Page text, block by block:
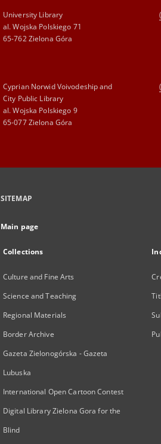
University Library
al. Wojska Polskiego 71
65-762 Zielona Góra
Cyprian Norwid Voivodeship and
City Public Library
al. Wojska Polskiego 9
65-077 Zielona Góra
SITEMAP
Main page
Collections
Culture and Fine Arts
Science and Teaching
Regional Materials
Border Archive
Gazeta Zielonogórska - Gazeta
Lubuska
International Open Cartoon Contest
Digital Library Zielona Gora for the
Blind